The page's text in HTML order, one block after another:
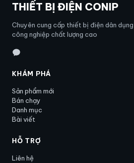
THIẾT BỊ ĐIỆN CONIP
Chuyên cung cấp thiết bị điện dân
công nghiệp chất lượng cao
KHÁM PHÁ
Sản phẩm mới
Bán chạy
Danh mục
Bài viết
HỖ TRỢ
Liên hệ